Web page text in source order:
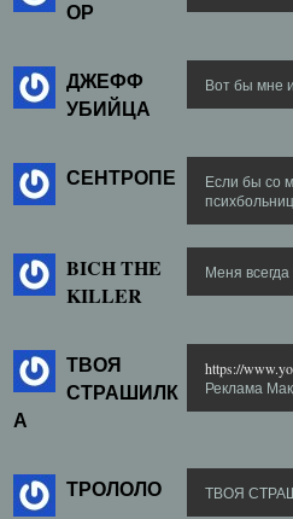
ОР
ДЖЕФФ
УБИЙЦА
Вот бы мне
СЕНТРОПЕ
Если бы со
BICH THE
KILLER
Меня всегда
ТВОЯ
СТРАШИЛК
А
https://
Реклама
ТРОЛОЛО ТВОЯ